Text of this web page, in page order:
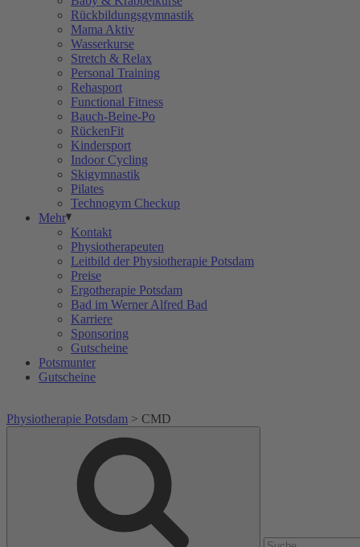
Rückbildungsgymnastik
Mama Aktiv
Wasserkurse
Stretch & Relax
Personal Training
Rehasport
Functional Fitness
Bauch-Beine-Po
RückenFit
Kindersport
Indoor Cycling
Skigymnastik
Pilates
Technogym Checkup
Mehr
Kontakt
Physiotherapeuten
Leitbild der Physiotherapie Potsdam
Preise
Ergotherapie Potsdam
Bad im Werner Alfred Bad
Karriere
Sponsoring
Gutscheine
Potsmunter
Gutscheine
Physiotherapie Potsdam > CMD